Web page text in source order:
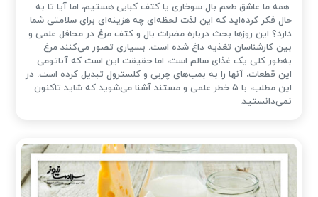
همه ما عاشق طعم بال سوخاری یا کتف کبابی هستیم، اما آیا تا به
حال فکر کرده‌اید که این لذت لحظه‌ای چه هزینه‌ای برای سلامتی شما
دارد؟ این روزها بحث درباره مضرات بال و کتف مرغ در محافل علمی و
بین کارشناسان تغذیه داغ شده است. بسیاری تصور می‌کنند مرغ
به‌طور کلی یک غذای سالم است، اما حقیقت این است که آناتومی
این قطعات، آنها را به بمب‌های چربی و کلسترول تبدیل کرده است. در
این مطلب، با ۵ خطر علمی و مستند آشنا می‌شوید که شاید تاکنون
نمی‌دانستید.